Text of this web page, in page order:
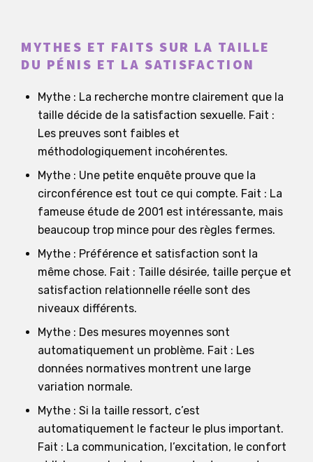
MYTHES ET FAITS SUR LA TAILLE
DU PÉNIS ET LA SATISFACTION
Mythe : La recherche montre clairement que la
taille décide de la satisfaction sexuelle. Fait :
Les preuves sont faibles et
méthodologiquement incohérentes.
Mythe : Une petite enquête prouve que la
circonférence est tout ce qui compte. Fait : La
fameuse étude de 2001 est intéressante, mais
beaucoup trop mince pour des règles fermes.
Mythe : Préférence et satisfaction sont la
même chose. Fait : Taille désirée, taille perçue et
satisfaction relationnelle réelle sont des
niveaux différents.
Mythe : Des mesures moyennes sont
automatiquement un problème. Fait : Les
données normatives montrent une large
variation normale.
Mythe : Si la taille ressort, c’est
automatiquement le facteur le plus important.
Fait : La communication, l’excitation, le confort